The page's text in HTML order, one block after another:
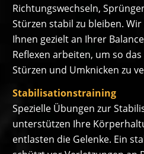
Richtungswechseln,
Stürzen stabil zu bleiben.
Ihnen gezielt an Ihrer
Reflexen arbeiten, um so das
Stürzen und Umknicken zu
Stabilisationstraining
Spezielle Übungen zur
unterstützen Ihre
entlasten die Gelenke. Ein